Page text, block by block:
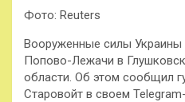
Фото: Reuters
Вооруженные силы Украины
Попово-Лежачи в
области. Об этом сообщил
Старовойт в своем